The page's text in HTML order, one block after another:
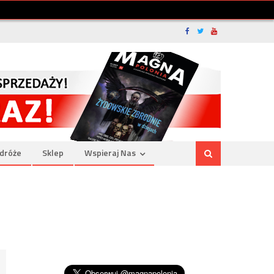
Sklep Wspieraj Nas